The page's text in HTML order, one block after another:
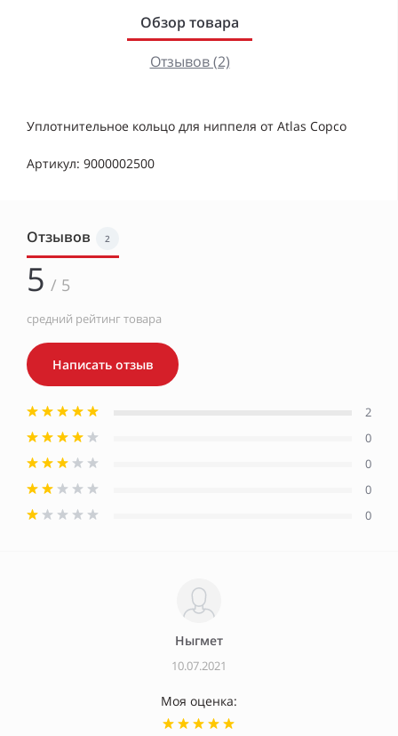
Обзор товара
Отзывов (2)
Уплотнительное кольцо для ниппеля от Atlas Copco
Артикул: 9000002500
Отзывов 2
5 / 5
средний рейтинг товара
Написать отзыв
2
0
0
0
0
Ныгмет
10.07.2021
Моя оценка: